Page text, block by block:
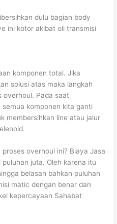
dulu bagian body
ini kotor akibat oli transmisi
komponen total. Jika
solusi atas maka langkah
overhoul. Pada saat
komponen kita ganti
membersihkan line atau jalur
overhoul ini? Biaya Jasa
juta. Oleh karena itu
belasan bahkan puluhan
matic dengan benar dan
kepercayaan Sahabat